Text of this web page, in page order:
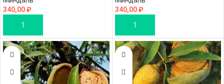
340,00₽
В КОРЗИНУ
340,00₽
В КОРЗИНУ